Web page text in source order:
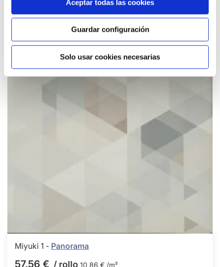
Aceptar todas las cookies
Guardar configuración
Solo usar cookies necesarias
Miyuki 1 - Panorama
57,56 € / rollo 10,86 € /m²